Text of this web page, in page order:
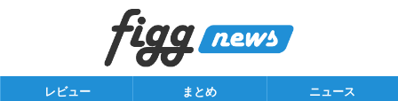
レビュー まとめ ニュース